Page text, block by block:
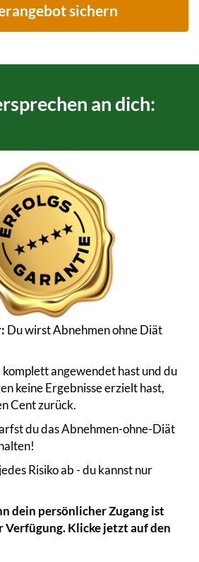
sichern
an dich:
Du wirst Abnehmen ohne Diät
komplett angewendet hast und du
keine Ergebnisse erzielt hast,
Cent zurück.
du das Abnehmen-ohne-Diät
Risiko ab - du kannst nur
dein persönlicher Zugang ist
Verfügung. Klicke jetzt auf den